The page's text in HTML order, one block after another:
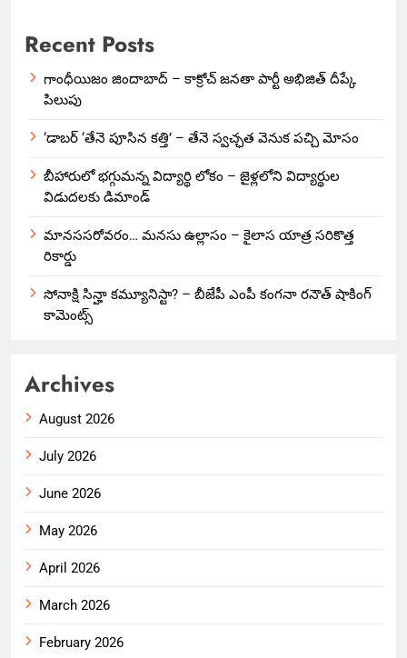
Recent Posts
గాంధీయిజం జిందాబాద్ – కాక్రోచ్ జనతా పార్టీ అభిజిత్ దీప్కే
పిలుపు
‘డాబర్ ‘తేనె పూసిన కత్తి’ – తేనె స్వచ్ఛత వెనుక పచ్చి మోసం
బీహారులో భగ్గుమన్న విద్యార్థి లోకం – జైళ్లలోని విద్యార్థుల
విడుదలకు డిమాండ్
మానససరోవరం… మనసు ఉల్లాసం – కైలాస యాత్ర సరికొత్త
రికార్డు
సోనాక్షి సిన్హా కమ్యూనిస్టా? – బీజేపీ ఎంపీ కంగనా రనౌత్ షాకింగ్
కామెంట్స్
Archives
August 2026
July 2026
June 2026
May 2026
April 2026
March 2026
February 2026